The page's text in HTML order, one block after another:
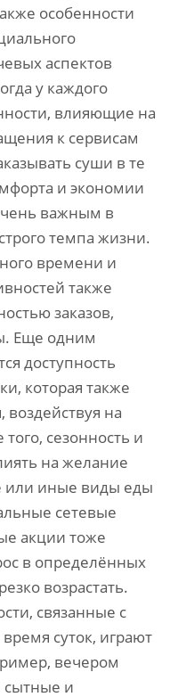
особенности
аспектов
у каждого
влияющие на
к сервисам
суши в те
и экономии
важным в
темпа жизни.
времени и
также
заказов,
Еще одним
доступность
которая также
воздействуя на
сезонность и
на желание
или иные виды еды
сетевые
акции тоже
в определённых
возрастать.
связанные с
суток, играют
вечером
и